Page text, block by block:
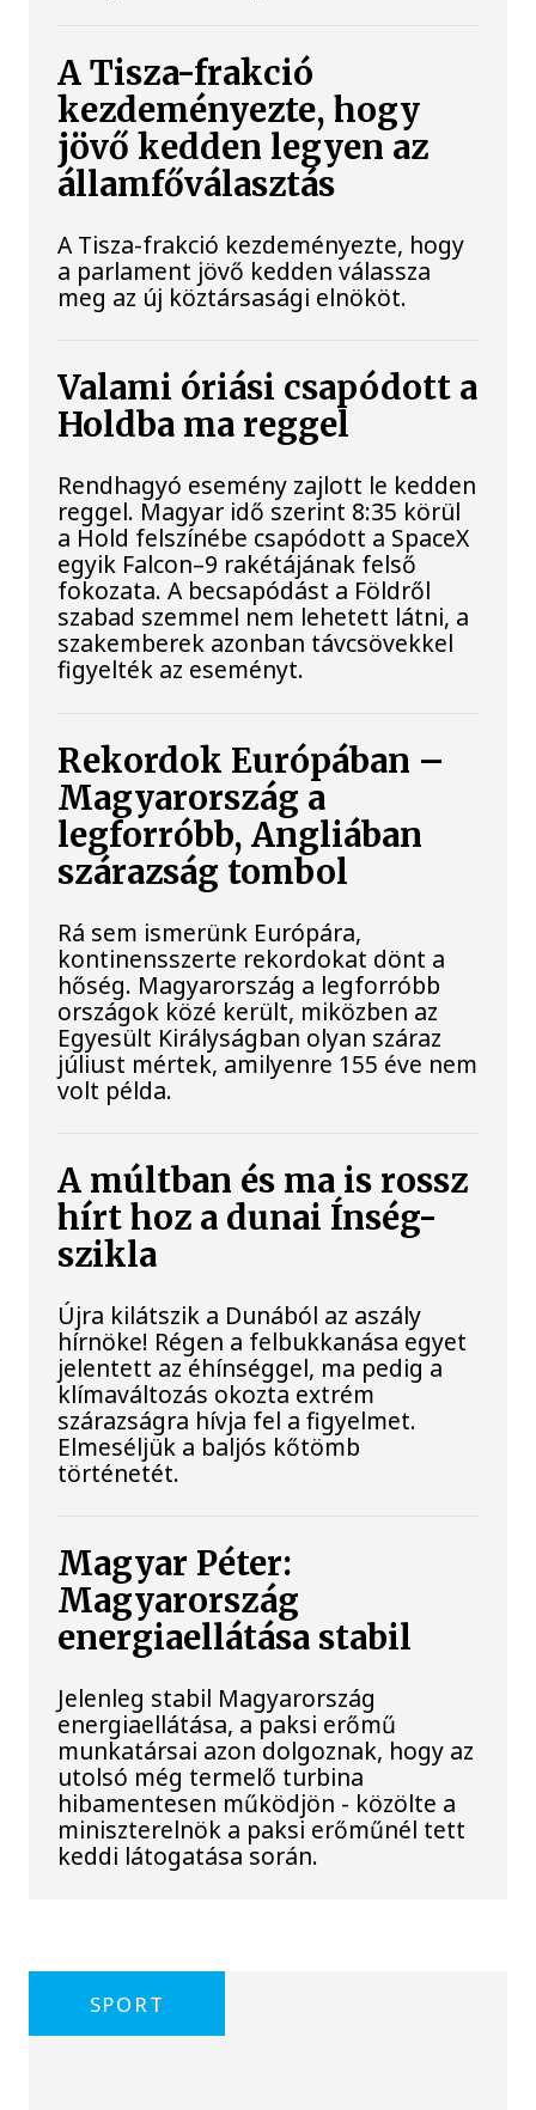
A Tisza-frakció
kezdeményezte, hogy
jövő kedden legyen az
államfőválasztás
A Tisza-frakció kezdeményezte, hogy
a parlament jövő kedden válassza
meg az új köztársasági elnököt.
Valami óriási csapódott a
Holdba ma reggel
Rendhagyó esemény zajlott le kedden
reggel. Magyar idő szerint 8:35 körül
a Hold felszínébe csapódott a SpaceX
egyik Falcon–9 rakétájának felső
fokozata. A becsapódást a Földről
szabad szemmel nem lehetett látni, a
szakemberek azonban távcsövekkel
figyelték az eseményt.
Rekordok Európában –
Magyarország a
legforróbb, Angliában
szárazság tombol
Rá sem ismerünk Európára,
kontinensszerte rekordokat dönt a
hőség. Magyarország a legforróbb
országok közé került, miközben az
Egyesült Királyságban olyan száraz
júliust mértek, amilyenre 155 éve nem
volt példa.
A múltban és ma is rossz
hírt hoz a dunai Ínség-
szikla
Újra kilátszik a Dunából az aszály
hírnöke! Régen a felbukkanása egyet
jelentett az éhínséggel, ma pedig a
klímaváltozás okozta extrém
szárazságra hívja fel a figyelmet.
Elmeséljük a baljós kőtömb
történetét.
Magyar Péter:
Magyarország
energiaellátása stabil
Jelenleg stabil Magyarország
energiaellátása, a paksi erőmű
munkatársai azon dolgoznak, hogy az
utolsó még termelő turbina
hibamentesen működjön - közölte a
miniszterelnök a paksi erőműnél tett
keddi látogatása során.
SPORT